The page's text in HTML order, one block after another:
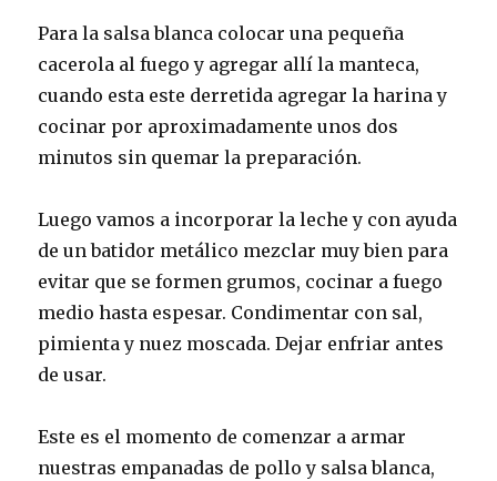
Para la salsa blanca colocar una pequeña
cacerola al fuego y agregar allí la manteca,
cuando esta este derretida agregar la harina y
cocinar por aproximadamente unos dos
minutos sin quemar la preparación.
Luego vamos a incorporar la leche y con ayuda
de un batidor metálico mezclar muy bien para
evitar que se formen grumos, cocinar a fuego
medio hasta espesar. Condimentar con sal,
pimienta y nuez moscada. Dejar enfriar antes
de usar.
Este es el momento de comenzar a armar
nuestras empanadas de pollo y salsa blanca,